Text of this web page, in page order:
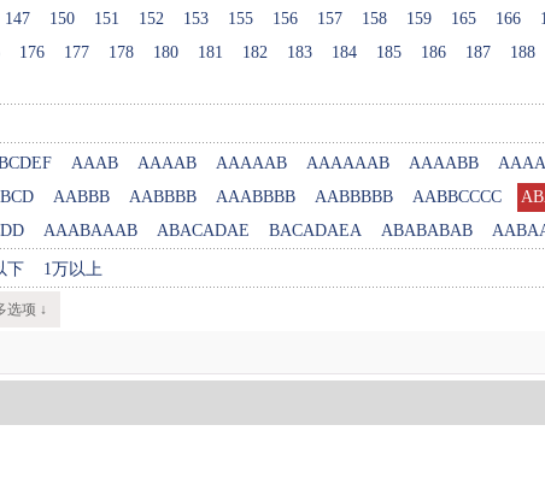
147 150 151 152 153 155 156 157 158 159 165 166
176 177 178 180 181 182 183 184 185 186 187 188
AAAB AAAAB AAAAAB AAAAAAB AAAABB
AABBB AABBBB AAABBBB AABBBBB AABBCCCC
AAABAAAB ABACADAE BACADAEA ABABABAB
下 1万以上
选项 ↓